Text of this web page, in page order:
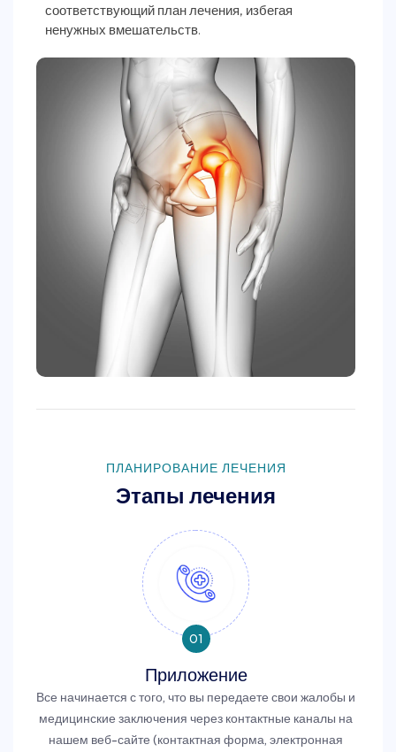
соответствующий план лечения, избегая
ненужных вмешательств.
ПЛАНИРОВАНИЕ ЛЕЧЕНИЯ
Этапы лечения
01
Приложение
Все начинается с того, что вы передаете свои жалобы и
медицинские заключения через контактные каналы на
нашем веб-сайте (контактная форма, электронная